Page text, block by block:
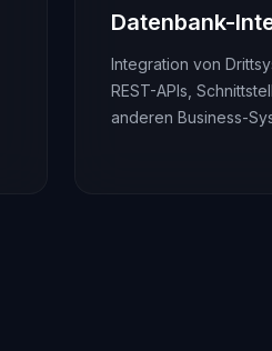
Datenbank-
Integration von
REST-APIs,
anderen Business-